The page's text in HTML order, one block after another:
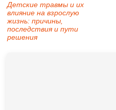
Детские травмы и их
влияние на взрослую
жизнь: причины,
последствия и пути
решения